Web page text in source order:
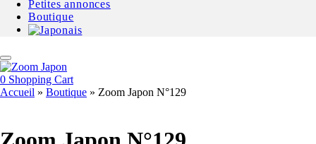
Petites annonces
Boutique
0 Shopping Cart
Accueil » Boutique » Zoom Japon N°129